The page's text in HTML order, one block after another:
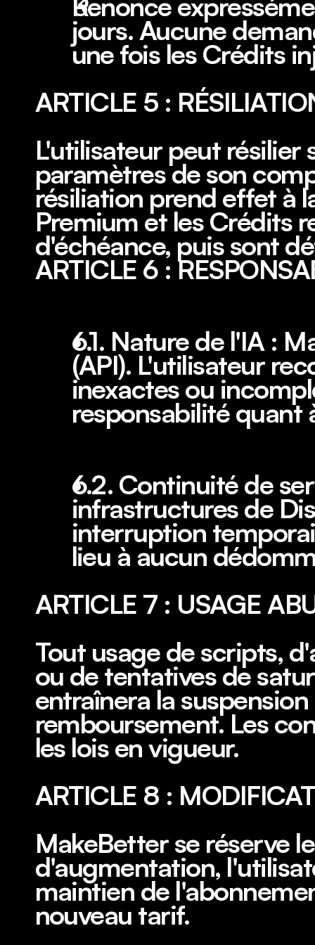
jours. Aucune
une fois les Crédits
ARTICLE 5 :
L'utilisateur peut
paramètres de son
résiliation prend effet à
Premium et les Crédits
d'échéance, puis sont
ARTICLE 6 :
6.1. Nature de l'IA :
(API). L'utilisateur
inexactes ou
responsabilité quant
6.2. Continuité de
infrastructures de
interruption
lieu à aucun
ARTICLE 7 : USAGE
Tout usage de scripts,
ou de tentatives de
entraînera la
remboursement. Les
les lois en vigueur.
ARTICLE 8 :
MakeBetter se réserve
d'augmentation,
maintien de
nouveau tarif.